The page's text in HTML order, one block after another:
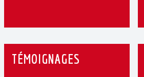
TÉMOIGNAGES